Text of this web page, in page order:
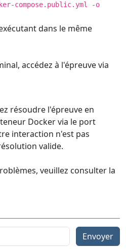
compose.public.yml -o
dans le même
accédez à l'épreuve via
résoudre l'épreuve en
Docker via le port
interaction n'est pas
valide.
veuillez consulter la
Envoyer